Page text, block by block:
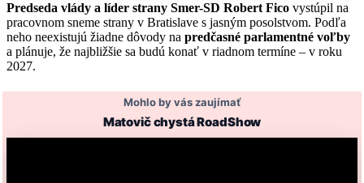
Predseda vlády a líder strany Smer-SD Robert Fico vystúpil na
pracovnom sneme strany v Bratislave s jasným posolstvom. Podľa
neho neexistujú žiadne dôvody na predčasné parlamentné voľby
a plánuje, že najbližšie sa budú konať v riadnom termíne – v roku
2027.
Mohlo by vás zaujímať
Matovič chystá RoadShow